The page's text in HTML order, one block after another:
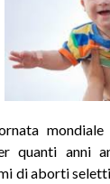
mondiale
quanti anni
di aborti